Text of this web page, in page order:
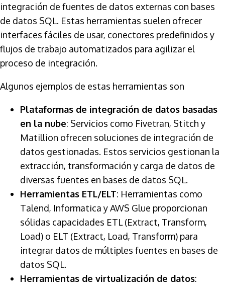
integración de fuentes de datos externas con bases
de datos SQL. Estas herramientas suelen ofrecer
interfaces fáciles de usar, conectores predefinidos y
flujos de trabajo automatizados para agilizar el
proceso de integración.
Algunos ejemplos de estas herramientas son
Plataformas de integración de datos basadas
en la nube: Servicios como Fivetran, Stitch y
Matillion ofrecen soluciones de integración de
datos gestionadas. Estos servicios gestionan la
extracción, transformación y carga de datos de
diversas fuentes en bases de datos SQL.
Herramientas ETL/ELT: Herramientas como
Talend, Informatica y AWS Glue proporcionan
sólidas capacidades ETL (Extract, Transform,
Load) o ELT (Extract, Load, Transform) para
integrar datos de múltiples fuentes en bases de
datos SQL.
Herramientas de virtualización de datos: